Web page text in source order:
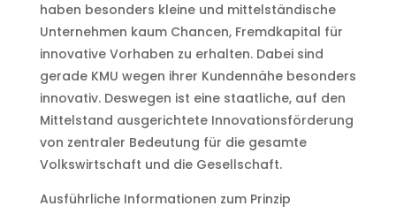
haben besonders kleine und mittelständische
Unternehmen kaum Chancen, Fremdkapital für
innovative Vorhaben zu erhalten. Dabei sind
gerade KMU wegen ihrer Kundennähe besonders
innovativ. Deswegen ist eine staatliche, auf den
Mittelstand ausgerichtete Innovationsförderung
von zentraler Bedeutung für die gesamte
Volkswirtschaft und die Gesellschaft.
Ausführliche Informationen zum Prinzip